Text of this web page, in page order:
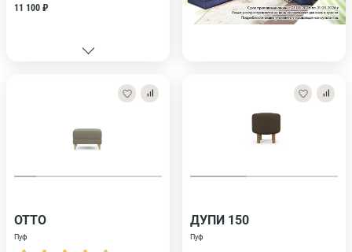
11 100 ₽
ОТТО
Пуф
ДУПИ 150
Пуф